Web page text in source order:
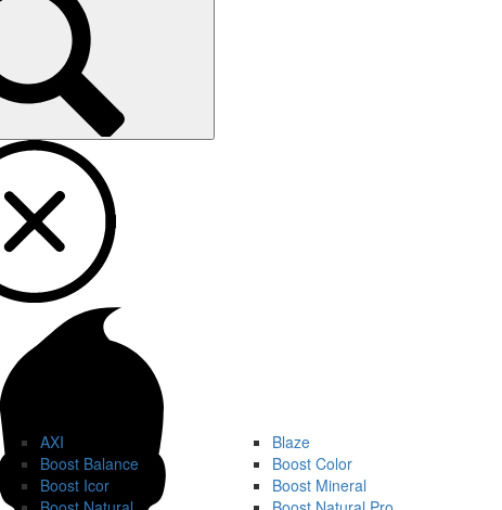
AXI
Boost Balance
Boost Icor
Blaze
Boost Color
Boost Mineral